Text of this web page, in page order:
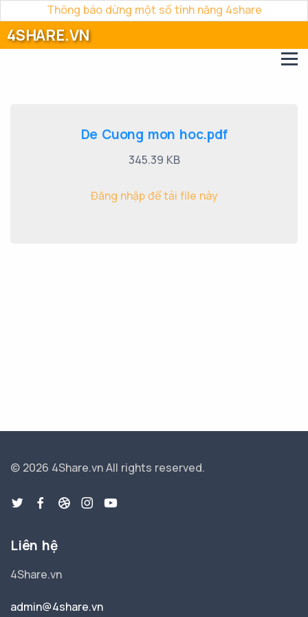
Thông báo dừng một số tính năng 4share
4SHARE.VN
De Cuong mon hoc.pdf
345.39 KB
Đăng nhập để tải file này
© 2026 4Share.vnAll rights reserved.
Liên hệ
4Share.vn
admin@4share.vn